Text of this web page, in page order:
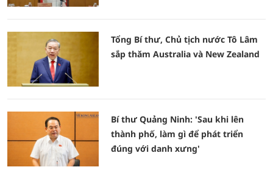
Tổng Bí thư, Chủ tịch nước Tô Lâm
sắp thăm Australia và New Zealand
Bí thư Quảng Ninh: 'Sau khi lên
thành phố, làm gì để phát triển
đúng với danh xưng'